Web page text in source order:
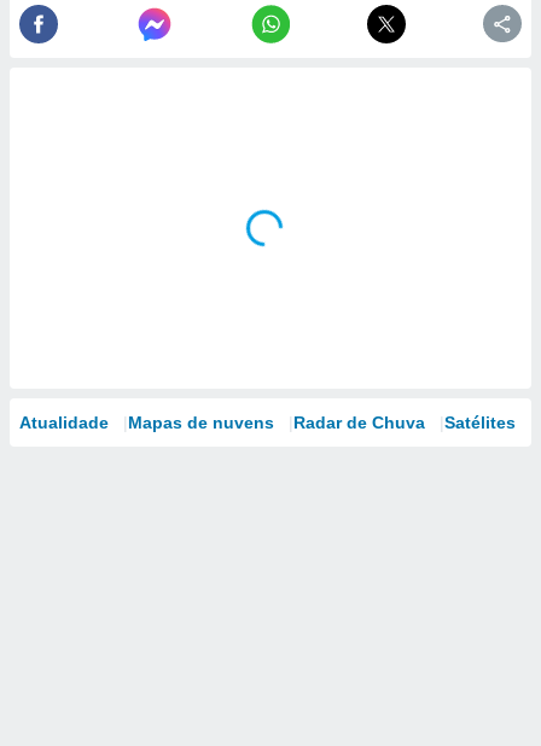
Atualidade Mapas de nuvens Radar de Chuva Satélites